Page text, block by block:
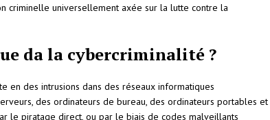
criminelle universellement axée sur la lutte contre la
da la cybercriminalité ?
en des intrusions dans des réseaux informatiques
des ordinateurs de bureau, des ordinateurs portables et
le piratage direct, ou par le biais de codes malveillants